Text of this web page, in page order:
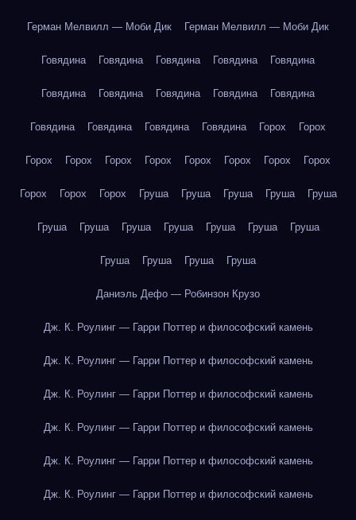
Герман Мелвилл — Моби Дик Герман Мелвилл — Моби Дик
Говядина Говядина Говядина Говядина Говядина
Говядина Говядина Говядина Говядина Говядина
Говядина Говядина Говядина Говядина Горох Горох
Горох Горох Горох Горох Горох Горох Горох Горох
Горох Горох Горох Груша Груша Груша Груша Груша
Груша Груша Груша Груша Груша Груша Груша
Груша Груша Груша Груша
Даниэль Дефо — Робинзон Крузо
Дж. К. Роулинг — Гарри Поттер и философский камень
Дж. К. Роулинг — Гарри Поттер и философский камень
Дж. К. Роулинг — Гарри Поттер и философский камень
Дж. К. Роулинг — Гарри Поттер и философский камень
Дж. К. Роулинг — Гарри Поттер и философский камень
Дж. К. Роулинг — Гарри Поттер и философский камень